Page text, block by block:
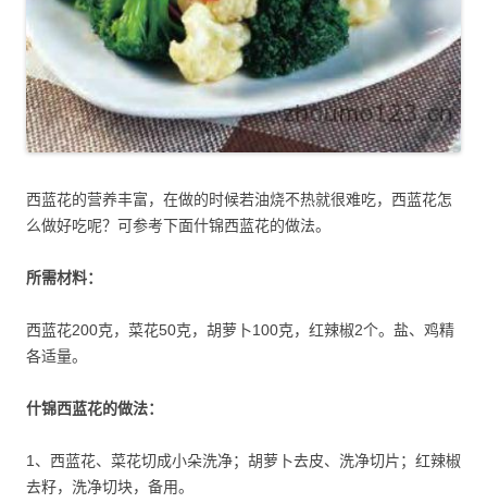
西蓝花的营养丰富，在做的时候若油烧不热就很难吃，西蓝花怎
么做好吃呢？可参考下面什锦西蓝花的做法。
所需材料：
西蓝花200克，菜花50克，胡萝卜100克，红辣椒2个。盐、鸡精
各适量。
什锦西蓝花的做法：
1、西蓝花、菜花切成小朵洗净；胡萝卜去皮、洗净切片；红辣椒
去籽，洗净切块，备用。